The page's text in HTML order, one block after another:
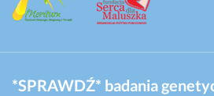
*SPRAWDŹ* badania